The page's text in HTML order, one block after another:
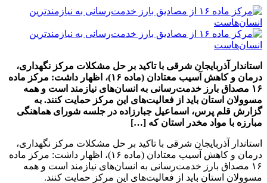
استاندار آذربایجان شرقی با تاکید بر حل مشکلات مرکز نگهداری،
درمان و کاهش آسیب معتادان (ماده ۱۶)، اظهار داشت: مرکز ماده
۱۶ مصداق بارز خدمت‌رسانی به انسان‌های نیازمند است و همه
مسوولان استان باید از فعالیت‌های این مرکز حمایت کنند. به
گزارش قلم پرس، اسماعیل جبارزاده در جلسه شورای هماهنگی
مبارزه با مواد مخدر استان که […]
استاندار آذربایجان شرقی با تاکید بر حل مشکلات مرکز نگهداری،
درمان و کاهش آسیب معتادان (ماده ۱۶)، اظهار داشت: مرکز ماده
۱۶ مصداق بارز خدمت‌رسانی به انسان‌های نیازمند است و همه
مسوولان استان باید از فعالیت‌های این مرکز حمایت کنند.